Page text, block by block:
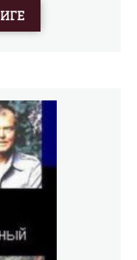
северные
гризли и
новых,
взглядам,
либо стране,
не
и мастерски
и